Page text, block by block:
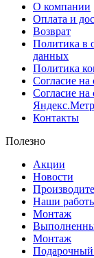
О компании
Оплата и
Возврат
Политика в
данных
Политика
Согласие
Согласие
Контакты
Полезно
Акции
Новости
Наши
Монтаж
Монтаж
Подарочный